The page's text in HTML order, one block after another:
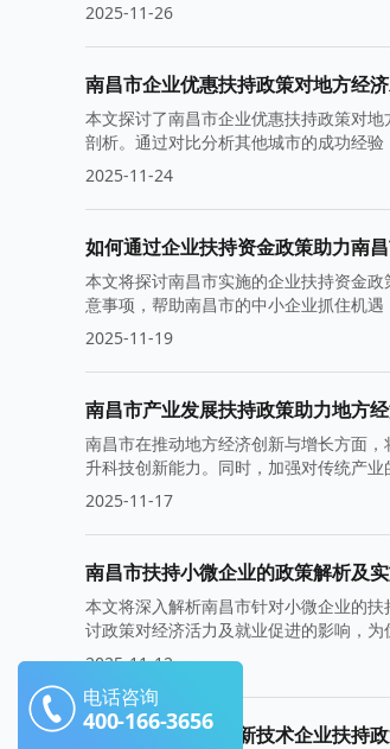
2025-11-26
南昌市企业优惠扶持政策对地方经
本文探讨了南昌市企业优惠扶持政策对
剖析。通过对比分析其他城市的成功经
2025-11-24
如何通过企业扶持资金政策助力南
本文将探讨南昌市实施的企业扶持资金
意事项，帮助南昌市的中小企业抓住机遇
2025-11-19
南昌市产业发展扶持政策助力地方
南昌市在推动地方经济创新与增长方面
升科技创新能力。同时，加强对传统产
2025-11-17
南昌市扶持小微企业的政策解析及
本文将深入解析南昌市针对小微企业的
讨政策对经济活力及就业促进的影响，
2025-11-12
怎么利用南昌市高新技术企业扶持
电话咨询
400-166-3656